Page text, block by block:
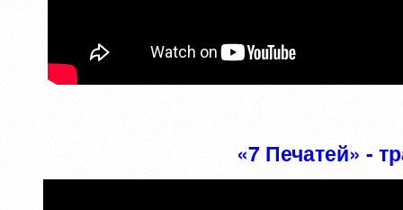
«7 Печатей» -